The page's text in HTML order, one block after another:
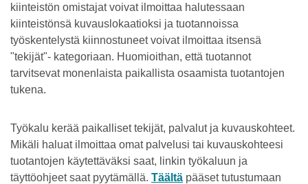
kiinteistön omistajat voivat ilmoittaa halutessaan
kiinteistönsä kuvauslokaatioksi ja tuotannoissa
työskentelystä kiinnostuneet voivat ilmoittaa itsensä
"tekijät"- kategoriaan. Huomioithan, että tuotannot
tarvitsevat monenlaista paikallista osaamista tuotantojen
tukena.
Työkalu kerää paikalliset tekijät, palvalut ja kuvauskohteet.
Mikäli haluat ilmoittaa omat palvelusi tai kuvauskohteesi
tuotantojen käytettäväksi saat, linkin työkaluun ja
täyttöohjeet saat pyytämällä. Täältä pääset tutustumaan